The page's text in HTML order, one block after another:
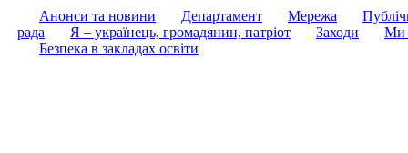
Анонси та новини Департамент Мережа
рада
Я – українець, громадянин, патріот Заходи
Ми
Безпека в закладах освіти